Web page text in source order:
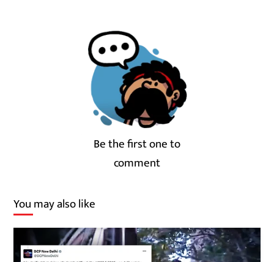
Be the first one to
comment
You may also like